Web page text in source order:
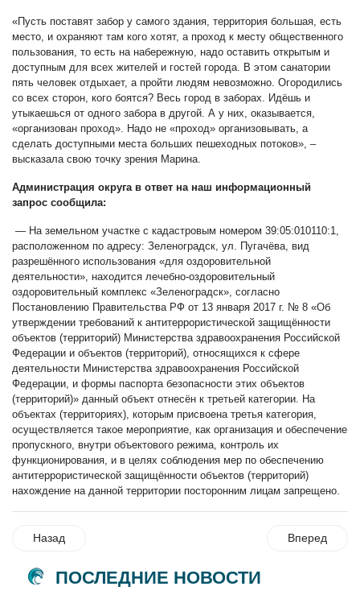
«Пусть поставят забор у самого здания, территория большая, есть
место, и охраняют там кого хотят, а проход к месту общественного
пользования, то есть на набережную, надо оставить открытым и
доступным для всех жителей и гостей города. В этом санатории
пять человек отдыхает, а пройти людям невозможно. Огородились
со всех сторон, кого боятся? Весь город в заборах. Идёшь и
утыкаешься от одного забора в другой. А у них, оказывается,
«организован проход». Надо не «проход» организовывать, а
сделать доступными места больших пешеходных потоков», –
высказала свою точку зрения Марина.
Администрация округа в ответ на наш информационный
запрос сообщила:
— На земельном участке с кадастровым номером 39:05:010110:1,
расположенном по адресу: Зеленоградск, ул. Пугачёва, вид
разрешённого использования «для оздоровительной
деятельности», находится лечебно-оздоровительный
оздоровительный комплекс «Зеленоградск», согласно
Постановлению Правительства РФ от 13 января 2017 г. № 8 «Об
утверждении требований к антитеррористической защищённости
объектов (территорий) Министерства здравоохранения Российской
Федерации и объектов (территорий), относящихся к сфере
деятельности Министерства здравоохранения Российской
Федерации, и формы паспорта безопасности этих объектов
(территорий)» данный объект отнесён к третьей категории. На
объектах (территориях), которым присвоена третья категория,
осуществляется такое мероприятие, как организация и обеспечение
пропускного, внутри объектового режима, контроль их
функционирования, и в целях соблюдения мер по обеспечению
антитеррористической защищённости объектов (территорий)
нахождение на данной территории посторонним лицам запрещено.
Назад Вперед
ПОСЛЕДНИЕ НОВОСТИ